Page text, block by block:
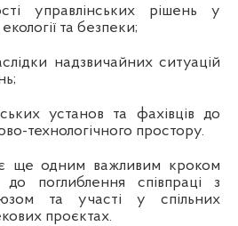
управлінських рішень у
та безпеки;
надзвичайних ситуацій
установ та фахівців до
технологічного простору.
є ще одним важливим кроком
поглиблення співпраці з
та участі у спільних
проєктах.